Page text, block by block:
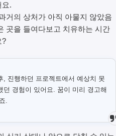
요.
거의 상처가 아직 아물지 않았음
곳을 들여다보고 치유하는 시간
?
진행하던 프로젝트에서 예상치 못
경험이 있어요. 꿈이 미리 경고해
.